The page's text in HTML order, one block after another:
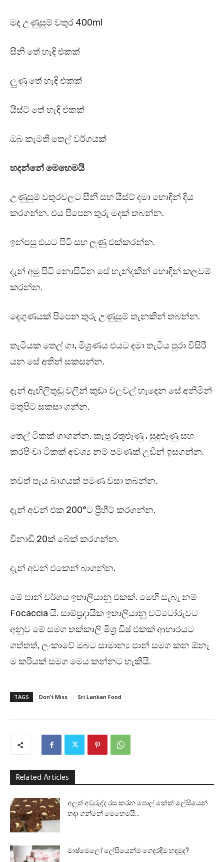
මද උණුසුම් වතුර 400ml
සීනි තේ හැඳි එකක්
ලුණු තේ හැඳි එකක්
යීස්ට් තේ හැඳි එකක්
ඔබ කැමති තෙල් වර්ගයක්
හදන්නේ මෙහෙමයි
උණුසුම් වතුරවලට සීනි සහ යීස්ට් දමා හොඳින් දිය
කරගන්න. එය පිපෙන තුරු මදක් තබන්න.
ඉන්පසු එයට පිටි සහ ලුණු එක්කරන්න.
දැන් අමු පිටි නොසිටින සේ හැන්දකින් හොඳින් කලවම්
කරන්න.
දෙගුණයක් පිපෙන තුරු උණුසුම් තැනකින් තබන්න.
තැටියක තෙල් ගා, මිශ්‍රණය එයට දමා තැටිය පුරා විසිරී
යන සේ අතින් සකසන්න.
දැන් ඇඟිලිතුඩු වලින් කුඩා වලවල් හැදෙන සේ අනිමින්
මතුපිට සකසා ගන්න.
තෙල් ටිකක් ගාගන්න. කැපූ රතුළූණු , සුදුළූණු සහ
කරපිංචා ටිකක් අවශ්‍ය නම් පමණක් උඩින් ඉසගන්න.
තවත් පැය බාගයක් පමණ වසා තබන්න.
දැන් අවන් එක 200°ට ප්‍රීහීට් කරගන්න.
විනාඩි 20ක් බේක් කරගන්න.
දැන් අවන් එකෙන් බාගන්න.
මේ පාන් වර්ගය ඉතාලියානු එකක්. මෙහි සැබෑ නම්
Focaccia යි. සාම්ප්‍රදායික ඉතාලියානු වට්ටෝරුවට
අනුව මේ සමග තක්කාලි මිශ්‍ර ඩිෂ් එකක් ආහාරයට
ගත්තත්, ලංකාවේ ඔබට සාමාන්‍ය පාන් සමග කන ඕනෑ
ම කරියක් සමග මෙය කන්නට හැකියි.
TAGS Don't Miss Sri Lankan Food
Related Articles
අලුත් අවුරුද්ද රස කරන පොල් කේක් ලේසියෙන්
හදා ගන්නේ මෙහෙමයි…
මාෂ්මෙලෝ ලේසියෙන්ම ගෙදරදීම හදමුද?